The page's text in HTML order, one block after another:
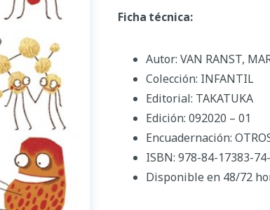
Ficha técnica:
Autor: VAN RANST,
Colección: INFANTIL
Editorial: TAKATUKA
Edición: 092020 – 01
Encuadernación:
ISBN: 978-84-17383-
Disponible en 48/72